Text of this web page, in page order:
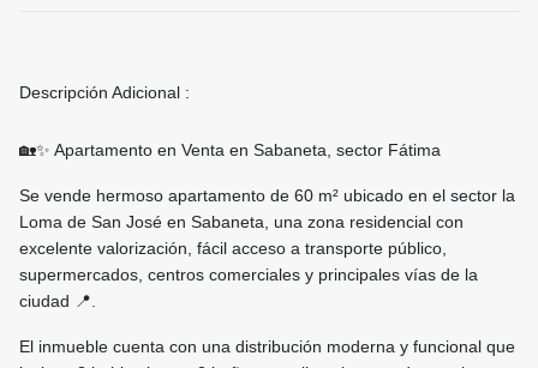
Descripción Adicional :
🏡✨ Apartamento en Venta en Sabaneta, sector Fátima
Se vende hermoso apartamento de 60 m² ubicado en el sector la
Loma de San José en Sabaneta, una zona residencial con
excelente valorización, fácil acceso a transporte público,
supermercados, centros comerciales y principales vías de la
ciudad 📍.
El inmueble cuenta con una distribución moderna y funcional que